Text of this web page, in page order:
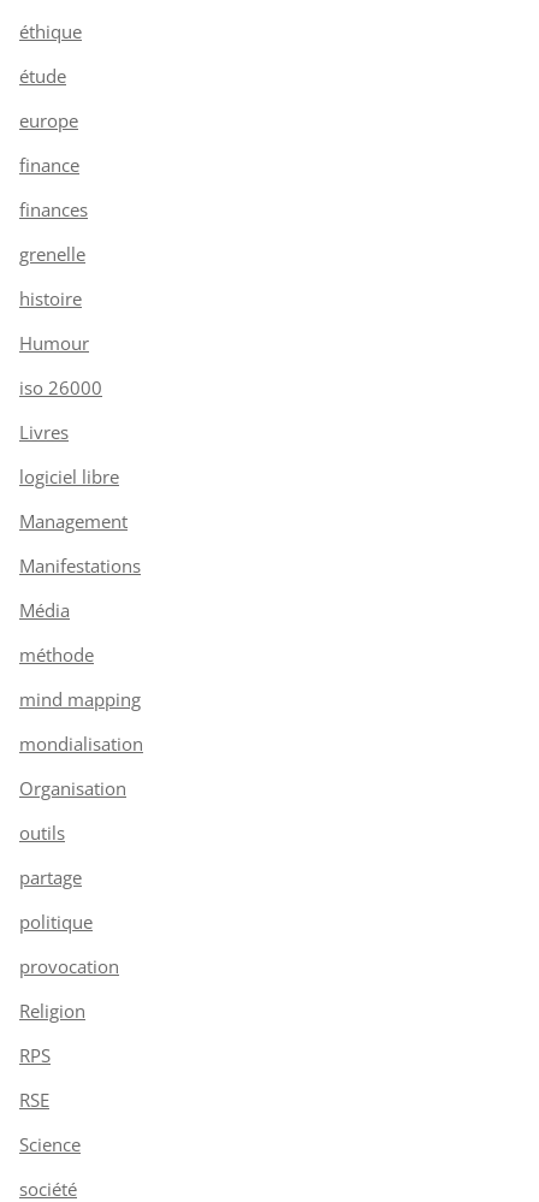
éthique
étude
europe
finance
finances
grenelle
histoire
Humour
iso 26000
Livres
logiciel libre
Management
Manifestations
Média
méthode
mind mapping
mondialisation
Organisation
outils
partage
politique
provocation
Religion
RPS
RSE
Science
société